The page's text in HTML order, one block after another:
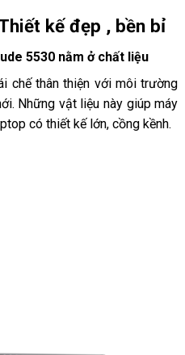
kế đẹp , bền bỉ
5530 nằm ở chất liệu
chế thân thiện với môi trường
Những vật liệu này giúp máy
có thiết kế lớn, cồng kềnh.